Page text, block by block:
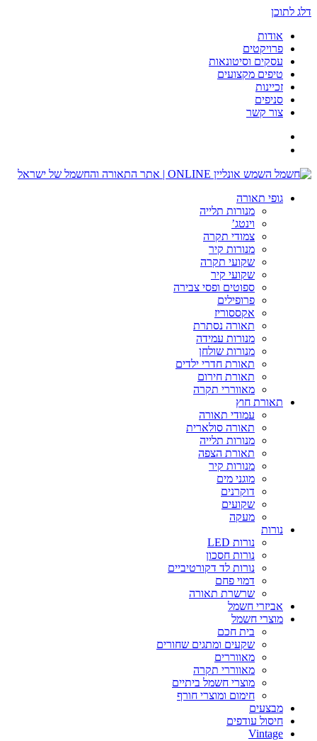
דלג לתוכן
אודות
פרויקטים
עסקים וסיטונאות
טיפים מקצועים
זכיינות
סניפים
צור קשר
גופי תאורה
מנורות תלייה
וינטג’
צמודי תקרה
מנורות קיר
שקועי תקרה
שקועי קיר
ספוטים ופסי צבירה
פרופילים
אקססוריז
תאורה נסתרת
מנורות עמידה
מנורות שולחן
תאורת חדרי ילדים
תאורת חירום
מאווררי תקרה
תאורת חוץ
עמודי תאורה
תאורה סולארית
מנורות תלייה
תאורת הצפה
מנורות קיר
מוגני מים
דוקרנים
שקועים
מעקה
נורות
נורות LED
נורות חסכון
נורות לד דקורטיביים
דמוי פחם
שרשרת תאורה
אביזרי חשמל
מוצרי חשמל
בית חכם
שקעים ומתגים שחורים
מאווררים
מאווררי תקרה
מוצרי חשמל ביתיים
חימום ומוצרי חורף
מבצעים
חיסול עודפים
Vintage